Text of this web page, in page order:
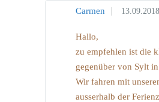
Carmen | 13.09.2018
Hallo,
zu empfehlen ist die
gegenüber von Sylt
Wir fahren mit
ausserhalb der